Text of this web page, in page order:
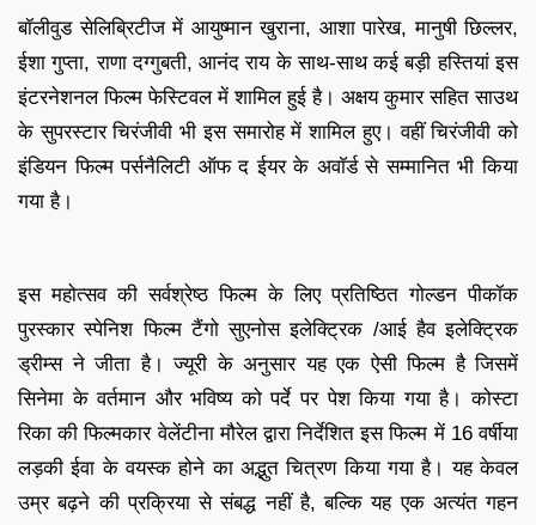
बॉलीवुड सेलिब्रिटीज में आयुष्मान खुराना, आशा पारेख, मानुषी छिल्लर,
ईशा गुप्ता, राणा दग्गुबती, आनंद राय के साथ-साथ कई बड़ी हस्तियां इस
इंटरनेशनल फिल्म फेस्टिवल में शामिल हुई है। अक्षय कुमार सहित साउथ
के सुपरस्टार चिरंजीवी भी इस समारोह में शामिल हुए। वहीं चिरंजीवी को
इंडियन फिल्म पर्सनैलिटी ऑफ द ईयर के अवाॅर्ड से सम्मानित भी किया
गया है।
इस महोत्सव की सर्वश्रेष्ठ फिल्म के लिए प्रतिष्ठित गोल्डन पीकॉक
पुरस्‍कार स्पेनिश फिल्म टैंगो सुएनोस इलेक्ट्रिक /आई हैव इलेक्ट्रिक
ड्रीम्स ने जीता है। ज्‍यूरी के अनुसार यह एक ऐसी फिल्म है जिसमें
सिनेमा के वर्तमान और भविष्य को पर्दे पर पेश किया गया है। कोस्टा
रिका की फिल्मकार वेलेंटीना मौरेल द्वारा निर्देशित इस फिल्म में 16 वर्षीया
लड़की ईवा के वयस्क होने का अद्भुत चित्रण किया गया है। यह केवल
उम्र बढ़ने की प्रक्रिया से संबद्ध नहीं है, बल्कि यह एक अत्‍यंत गहन